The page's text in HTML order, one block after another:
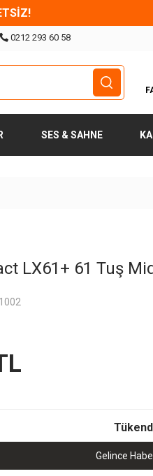
0212 293 60 58
SES & SAHNE
LX61+ 61 Tuş
Gelince